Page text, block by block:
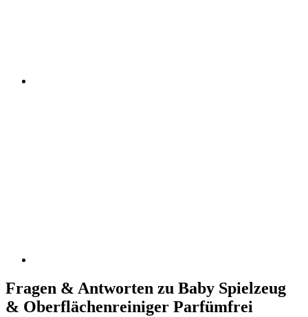
Fragen & Antworten zu Baby Spielzeug
& Oberflächenreiniger Parfümfrei